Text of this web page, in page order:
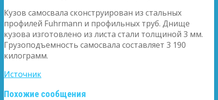
Кузов самосвала сконструирован из стальных
профилей Fuhrmann и профильных труб. Днище
кузова изготовлено из листа стали толщиной 3 мм.
Грузоподъемность самосвала составляет 3 190
килограмм.
Источник
Похожие сообщения